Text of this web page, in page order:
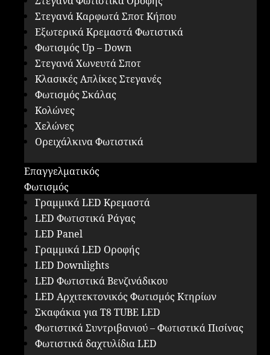
Στεγανά Καρφωτά Σποτ Κήπου
Εξωτερικά Κρεμαστά Φωτιστικά
Φωτισμός Up – Down
Στεγανά Χωνευτά Σποτ
Κλασικές Απλίκες Στεγανές
Φωτισμός Σκάλας
Κολώνες
Χελώνες
Ορειχάλκινα Φωτιστικά
Επαγγελματικός
Φωτισμός
Γραμμικά LED Κρεμαστά
LED Φωτιστικά Ράγας
LED Panel
Γραμμικά LED Οροφής
LED Downlights
LED Φωτιστικά Βενζινάδικου
LED Αρχιτεκτονικός Φωτισμός Κτηρίων
Σκαφάκια για Τ8 ΤUBE LED
Φωτιστικά Συντριβανιού – Φωτιστικά Πισίνας
Φωτιστικά δαχτυλίδια LED